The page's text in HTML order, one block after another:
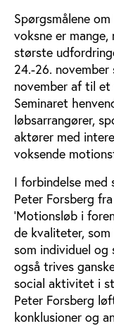
Spørgsmålene
voksne er
største
24.-26.
november af til
Seminaret
løbsarrangører,
aktører med
voksende
I forbindelse
Peter Forsberg
’Motionsløb i
de kvaliteter,
som individuel
også trives
social aktivitet i
Peter Forsberg
konklusioner og